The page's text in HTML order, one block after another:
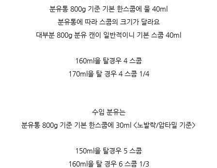
분유통 800g 기준 기본 한스쿱에 물 40ml
분유통에 따라 스쿱의 크기가 달라요
대부분 800g 분유 캔이 일반적이니 기본 스쿱 40ml
160ml을 탈경우 4 스쿱
170ml을 탈 경우 4 스쿱 1/4
수입 분유는
분유통 800g 기준 기본 한스쿱에 30ml <노발락/압타밀 기준>
150ml을 탈경우 5 스쿱
160ml을 탈 경우 6 스쿱 1/3